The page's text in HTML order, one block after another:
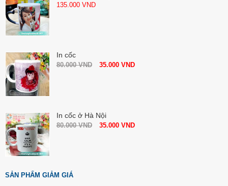
135.000 VND
In cốc
80.000VND 35.000 VND
In cốc ở Hà Nội
80.000VND 35.000 VND
SẢN PHẨM GIẢM GIÁ